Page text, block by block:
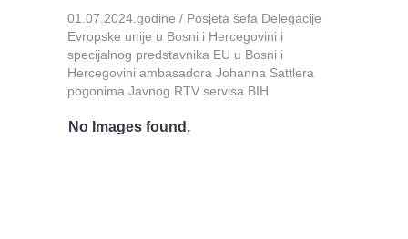
01.07.2024.godine / Posjeta šefa Delegacije
Evropske unije u Bosni i Hercegovini i
specijalnog predstavnika EU u Bosni i
Hercegovini ambasadora Johanna Sattlera
pogonima Javnog RTV servisa BIH
No Images found.